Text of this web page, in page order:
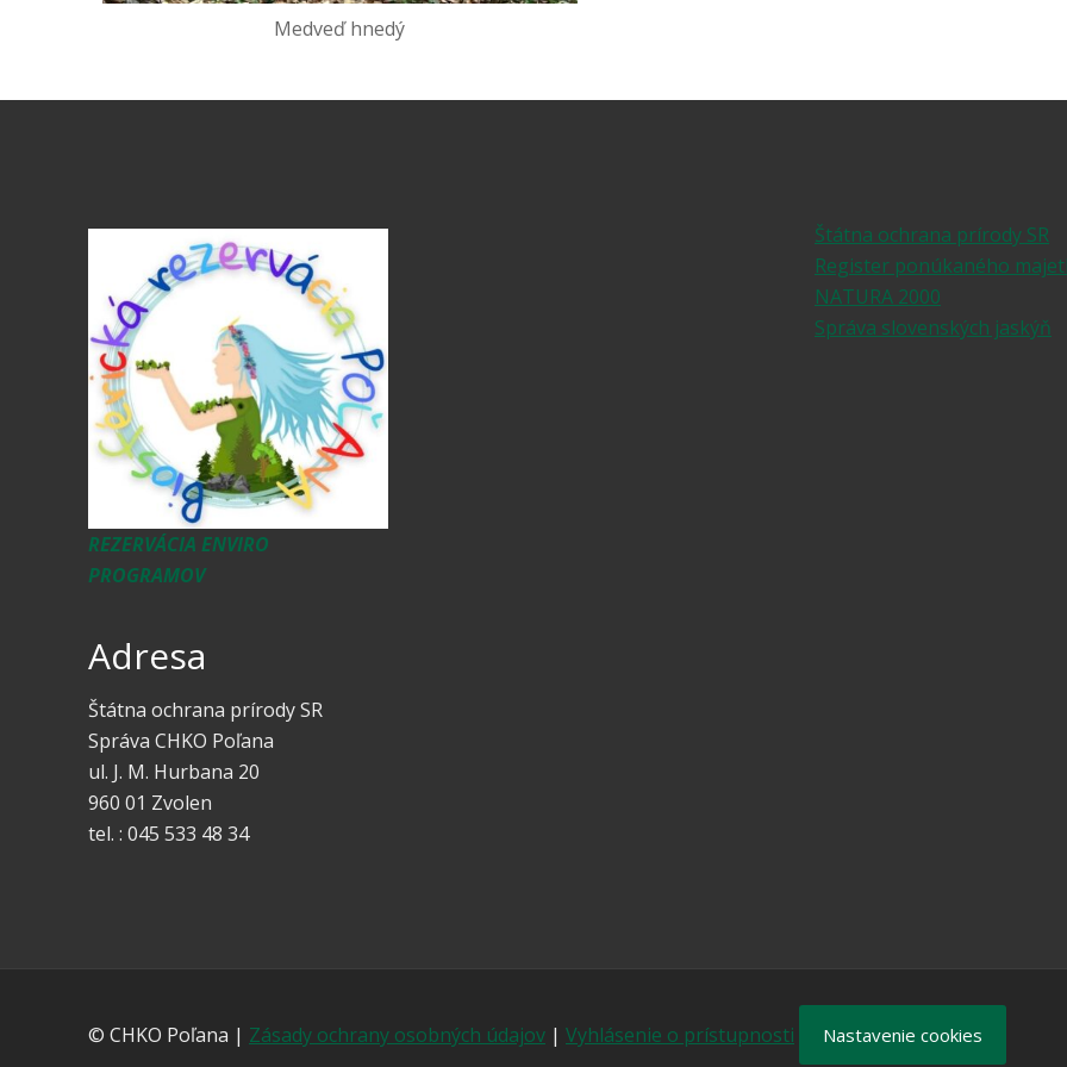
Medveď hnedý
REZERVÁCIA ENVIRO
PROGRAMOV
Adresa
Štátna ochrana prírody SR
Správa CHKO Poľana
ul. J. M. Hurbana 20
960 01 Zvolen
tel. : 045 533 48 34
Štátna ochrana prírody SR
Register ponúkaného
NATURA 2000
Správa slovenských jaskýň
© CHKO Poľana | Zásady ochrany osobných údajov | Vyhlásenie o prístupnosti Nastavenie cookies